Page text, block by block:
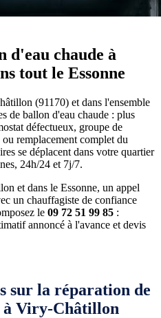
d'eau chaude à
tout le Essonne
(91170) et dans l'ensemble
de ballon d'eau chaude : plus
défectueux, groupe de
remplacement complet du
se déplacent dans votre quartier
24h/24 et 7j/7.
et dans le Essonne, un appel
un chauffagiste de confiance
le 09 72 51 99 85 :
annoncé à l'avance et devis
sur la réparation de
à Viry-Châtillon